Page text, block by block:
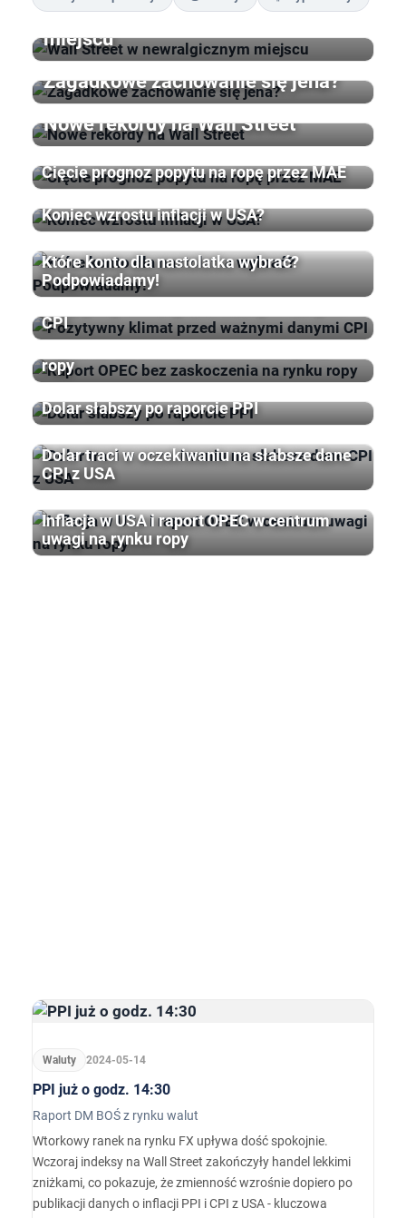
Wall Street w newralgicznym
miejscu
Zagadkowe zachowanie się jena?
Nowe rekordy na Wall Street
Cięcie prognoz popytu na ropę przez MAE
Koniec wzrostu inflacji w USA?
Które konto dla nastolatka wybrać?
Podpowiadamy!
CPI
ropy
Dolar słabszy po raporcie PPI
Dolar traci w oczekiwaniu na słabsze dane
CPI z USA
Inflacja w USA i raport OPEC w centrum
uwagi na rynku ropy
Waluty 2024-05-14
PPI już o godz. 14:30
Raport DM BOŚ z rynku walut
Wtorkowy ranek na rynku FX upływa dość spokojnie.
Wczoraj indeksy na Wall Street zakończyły handel lekkimi
zniżkami, co pokazuje, że zmienność wzrośnie dopiero po
publikacji danych o inflacji PPI i CPI z USA - kluczowa